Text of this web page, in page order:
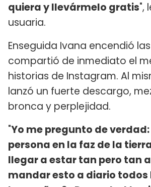
quiera y llevármelo gratis",
usuaria.
Enseguida Ivana encendió
compartió de inmediato el
historias de Instagram. Al
lanzó un fuerte descargo,
bronca y perplejidad.
"Yo me pregunto de
persona en la faz de la
llegar a estar tan pero tan
mandar esto a diario todos